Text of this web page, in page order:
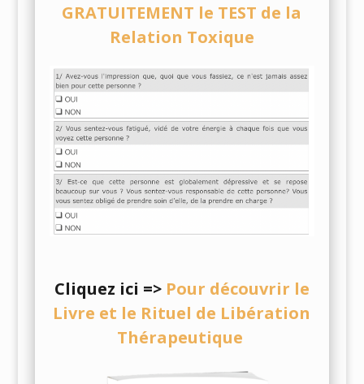
GRATUITEMENT le TEST de la
Relation Toxique
Cliquez ici => Pour découvrir le
Livre et le Rituel de Libération
Thérapeutique